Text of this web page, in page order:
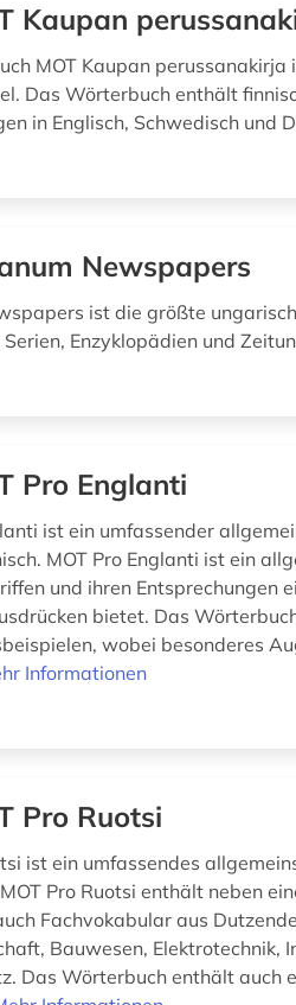
Kaupan
MOT Kaupan
Das Wörterbuch enthält
in Englisch, Schwedisch und
Newspapers
ist die größte
Enzyklopädien und
Pro Englanti
ist ein umfassender
MOT Pro Englanti ist ein
und ihren Entsprechungen
bietet. Das
wobei besonderes
Informationen
Pro Ruotsi
ist ein umfassendes
Pro Ruotsi enthält neben
Fachvokabular aus
Bauwesen, Elektrotechnik,
Das Wörterbuch enthält auch